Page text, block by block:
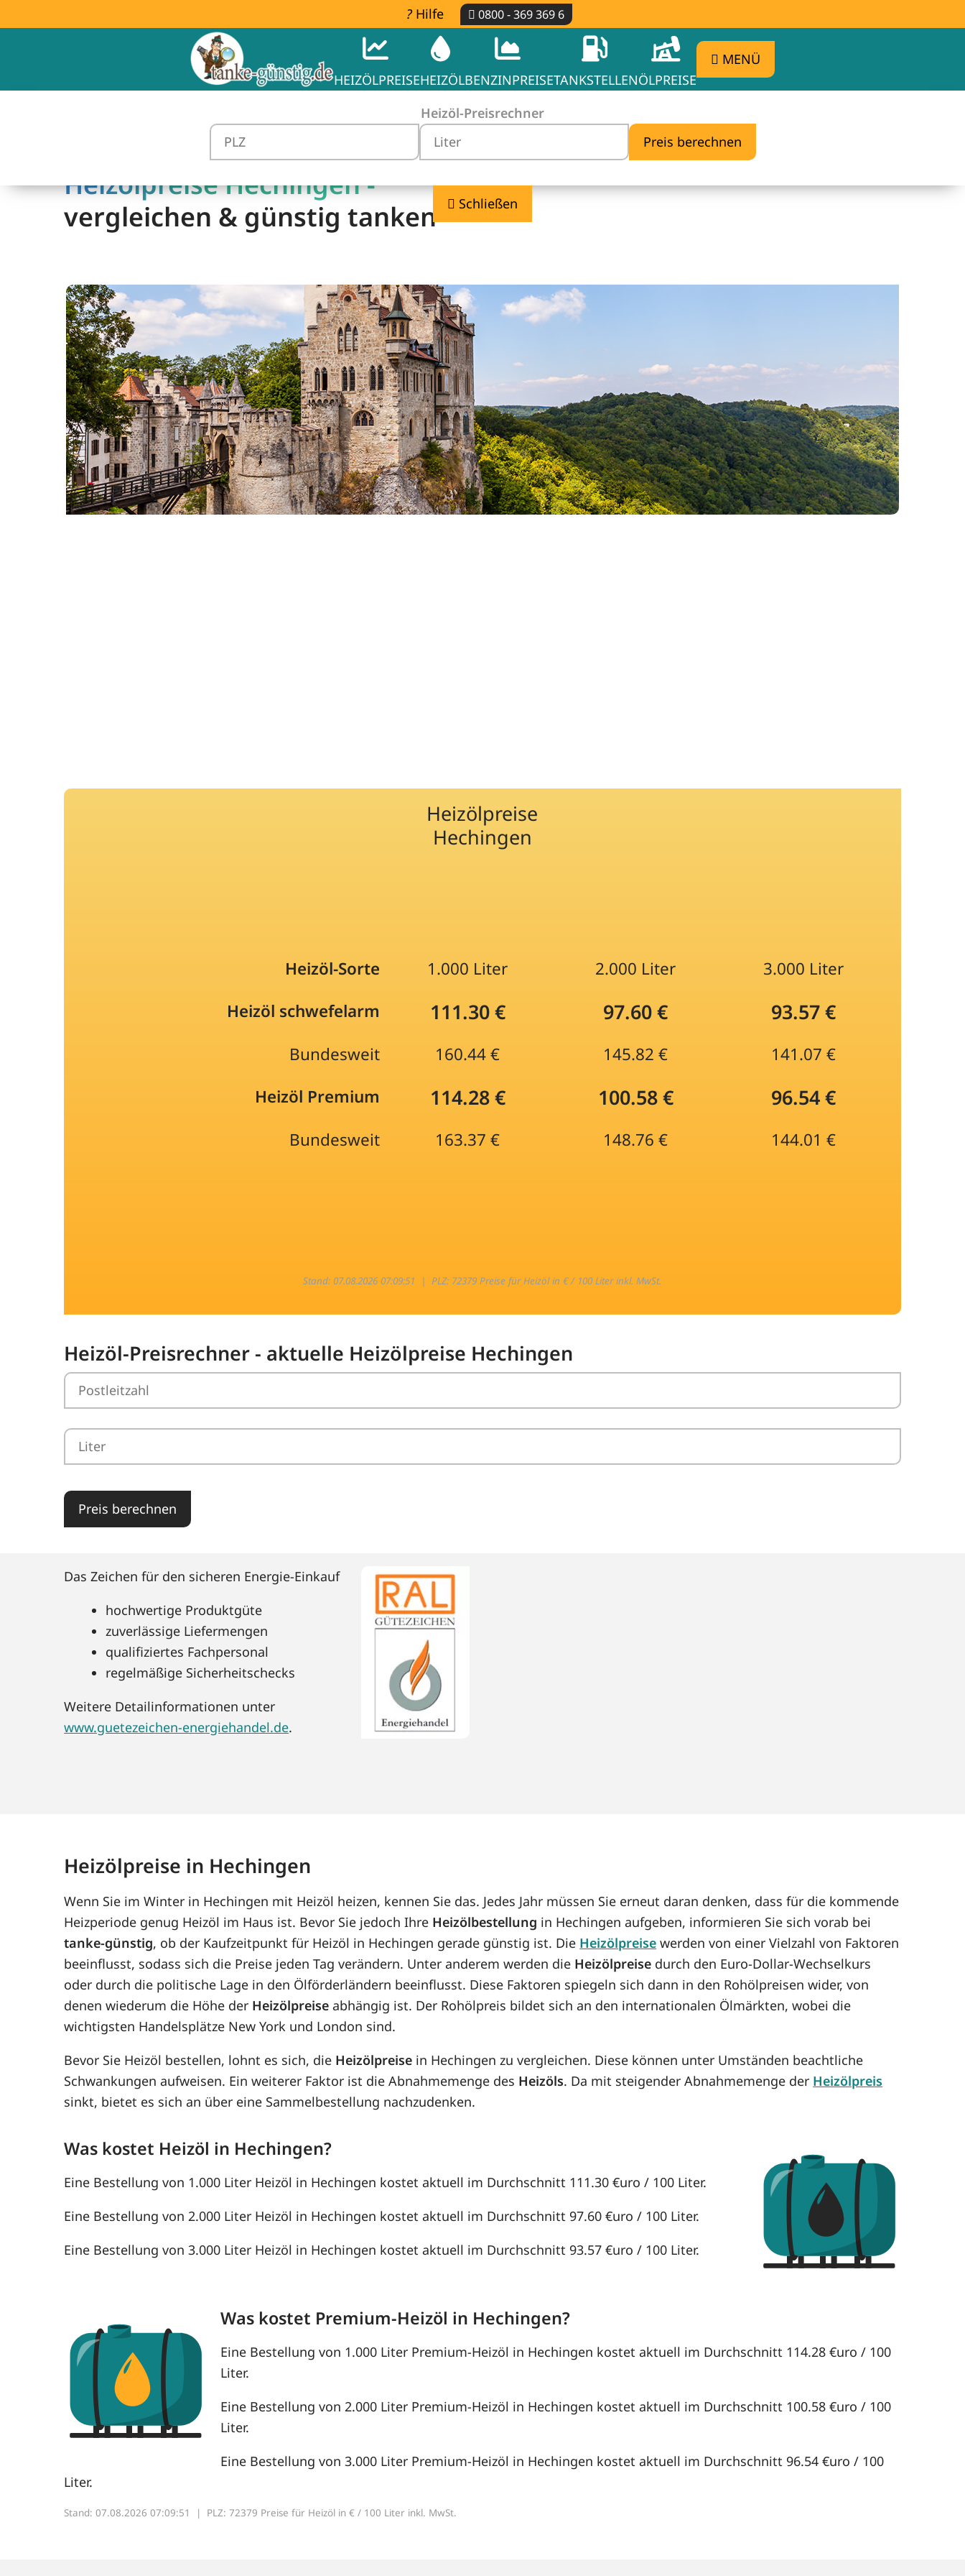
Hilfe 0800 - 369 369 6
HEIZÖLPREISEHEIZÖLBENZINPREISETANKSTELLENÖLPREISE
MENÜ
Heizöl-Preisrechner
Schließen
Heizölpreise Hechingen -
vergleichen & günstig tanken
Heizölpreise
Hechingen
Heizöl-Sorte 1.000 Liter 2.000 Liter
3.000 Liter
Heizöl schwefelarm
111.30 € 97.60 € 93.57 €
Bundesweit 160.44 € 145.82 €
141.07 €
Heizöl Premium
114.28 € 100.58 € 96.54 €
Bundesweit 163.37 € 148.76 € 144.01 €
Stand: 07.08.2026 07:09:51 |PLZ: 72379 Preise für Heizöl in € / 100 Liter inkl. MwSt.
Heizöl-Preisrechner - aktuelle Heizölpreise Hechingen
Preis berechnen
Das Zeichen für den sicheren Energie-Einkauf
hochwertige Produktgüte
zuverlässige Liefermengen
qualifiziertes Fachpersonal
regelmäßige Sicherheitschecks
Weitere Detailinformationen unter
www.guetezeichen-energiehandel.de.
Heizölpreise in Hechingen
Wenn Sie im Winter in Hechingen mit Heizöl heizen, kennen Sie das. Jedes Jahr müssen Sie erneut daran denken, dass für die kommende
Heizperiode genug Heizöl im Haus ist. Bevor Sie jedoch Ihre Heizölbestellung in Hechingen aufgeben, informieren Sie sich vorab bei
tanke-günstig, ob der Kaufzeitpunkt für Heizöl in Hechingen gerade günstig ist. Die Heizölpreise werden von einer Vielzahl von Faktoren
beeinflusst, sodass sich die Preise jeden Tag verändern. Unter anderem werden die Heizölpreise durch den Euro-Dollar-Wechselkurs
oder durch die politische Lage in den Ölförderländern beeinflusst. Diese Faktoren spiegeln sich dann in den Rohölpreisen wider, von
denen wiederum die Höhe der Heizölpreise abhängig ist. Der Rohölpreis bildet sich an den internationalen Ölmärkten, wobei die
wichtigsten Handelsplätze New York und London sind.
Bevor Sie Heizöl bestellen, lohnt es sich, die Heizölpreise in Hechingen zu vergleichen. Diese können unter Umständen beachtliche
Schwankungen aufweisen. Ein weiterer Faktor ist die Abnahmemenge des Heizöls. Da mit steigender Abnahmemenge der Heizölpreis
sinkt, bietet es sich an über eine Sammelbestellung nachzudenken.
Was kostet Heizöl in Hechingen?
Eine Bestellung von 1.000 Liter Heizöl in Hechingen kostet aktuell im Durchschnitt 111.30 €uro / 100 Liter.
Eine Bestellung von 2.000 Liter Heizöl in Hechingen kostet aktuell im Durchschnitt 97.60 €uro / 100 Liter.
Eine Bestellung von 3.000 Liter Heizöl in Hechingen kostet aktuell im Durchschnitt 93.57 €uro / 100 Liter.
Was kostet Premium-Heizöl in Hechingen?
Eine Bestellung von 1.000 Liter Premium-Heizöl in Hechingen kostet aktuell im Durchschnitt 114.28 €uro / 100
Liter.
Eine Bestellung von 2.000 Liter Premium-Heizöl in Hechingen kostet aktuell im Durchschnitt 100.58 €uro / 100
Liter.
Eine Bestellung von 3.000 Liter Premium-Heizöl in Hechingen kostet aktuell im Durchschnitt 96.54 €uro / 100
Liter.
Stand: 07.08.2026 07:09:51 | PLZ: 72379 Preise für Heizöl in € / 100 Liter inkl. MwSt.